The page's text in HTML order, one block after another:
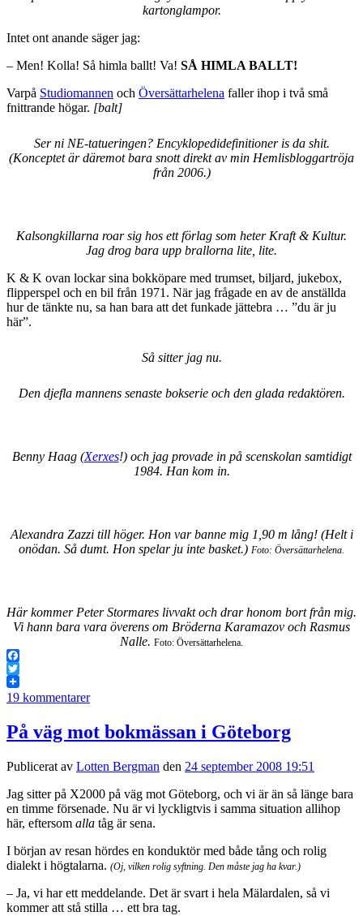
kartonglampor.
Intet ont anande säger jag:
– Men! Kolla! Så himla ballt! Va! SÅ HIMLA BALLT!
Varpå Studiomannen och Översättarhelena faller ihop i två små
fnittrande högar. [balt]
Ser ni NE-tatueringen? Encyklopedidefinitioner is da shit.
(Konceptet är däremot bara snott direkt av min Hemlisbloggartröja
från 2006.)
Kalsongkillarna roar sig hos ett förlag som heter Kraft & Kultur.
Jag drog bara upp brallorna lite, lite.
K & K ovan lockar sina bokköpare med trumset, biljard, jukebox,
flipperspel och en bil från 1971. När jag frågade en av de anställda
hur de tänkte nu, sa han bara att det funkade jättebra … ”du är ju
här”.
Så sitter jag nu.
Den djefla mannens senaste bokserie och den glada redaktören.
Benny Haag (Xerxes!) och jag provade in på scenskolan samtidigt
1984. Han kom in.
Alexandra Zazzi till höger. Hon var banne mig 1,90 m lång! (Helt i
onödan. Så dumt. Hon spelar ju inte basket.) Foto: Översättarhelena.
Här kommer Peter Stormares livvakt och drar honom bort från mig.
Vi hann bara vara överens om Bröderna Karamazov och Rasmus
Nalle. Foto: Översättarhelena.
Facebook
Twitter
19 kommentarer
På väg mot bokmässan i Göteborg
Publicerat av Lotten Bergman den 24 september 2008 19:51
Jag sitter på X2000 på väg mot Göteborg, och vi är än så länge bara
en timme försenade. Nu är vi lyckligtvis i samma situation allihop
här, eftersom alla tåg är sena.
I början av resan hördes en konduktör med både tång och rolig
dialekt i högtalarna. (Oj, vilken rolig syftning. Den måste jag ha kvar.)
– Ja, vi har ett meddelande. Det är svart i hela Mälardalen, så vi
kommer att stå stilla … ett bra tag.